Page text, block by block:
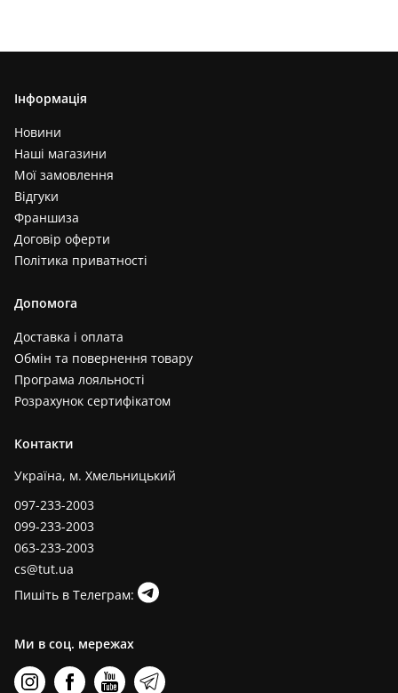
Інформація
Новини
Наші магазини
Мої замовлення
Відгуки
Франшиза
Договір оферти
Політика приватності
Допомога
Доставка і оплата
Обмін та повернення товару
Програма лояльності
Розрахунок сертифікатом
Контакти
Україна, м. Хмельницький
097-233-2003
099-233-2003
063-233-2003
cs@tut.ua
Пишіть в Телеграм:
Ми в соц. мережах